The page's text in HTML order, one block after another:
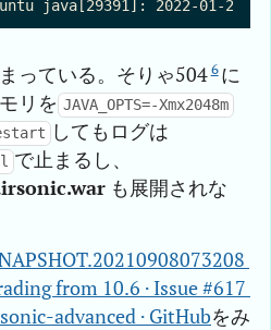
っている。そりゃ5046に
リを JAVA_OPTS=-Xmx2048m
してもログは
で止まるし、
も展開されな
from 10.6 · Issue #617
advanced · GitHubをみ